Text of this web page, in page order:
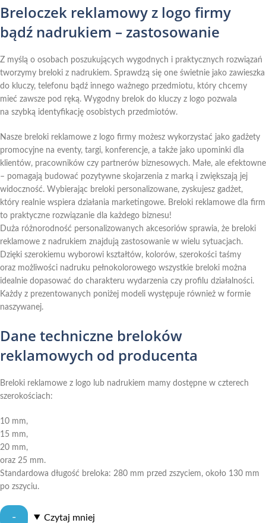
Breloczek reklamowy z logo firmy
bądź nadrukiem – zastosowanie
Z myślą o osobach poszukujących wygodnych i praktycznych rozwiązań
tworzymy breloki z nadrukiem. Sprawdzą się one świetnie jako zawieszka
do kluczy, telefonu bądź innego ważnego przedmiotu, który chcemy
mieć zawsze pod ręką. Wygodny brelok do kluczy z logo pozwala
na szybką identyfikację osobistych przedmiotów.
Nasze breloki reklamowe z logo firmy możesz wykorzystać jako gadżety
promocyjne na eventy, targi, konferencje, a także jako upominki dla
klientów, pracowników czy partnerów biznesowych. Małe, ale efektowne
– pomagają budować pozytywne skojarzenia z marką i zwiększają jej
widoczność. Wybierając breloki personalizowane, zyskujesz gadżet,
który realnie wspiera działania marketingowe. Breloki reklamowe dla firm
to praktyczne rozwiązanie dla każdego biznesu!
Duża różnorodność personalizowanych akcesoriów sprawia, że breloki
reklamowe z nadrukiem znajdują zastosowanie w wielu sytuacjach.
Dzięki szerokiemu wyborowi kształtów, kolorów, szerokości taśmy
oraz możliwości nadruku pełnokolorowego wszystkie breloki można
idealnie dopasować do charakteru wydarzenia czy profilu działalności.
Każdy z prezentowanych poniżej modeli występuje również w formie
naszywanej.
Dane techniczne breloków
reklamowych od producenta
Breloki reklamowe z logo lub nadrukiem mamy dostępne w czterech
szerokościach:
10 mm,
15 mm,
20 mm,
oraz 25 mm.
Standardowa długość breloka: 280 mm przed zszyciem, około 130 mm
po zszyciu.
Czytaj